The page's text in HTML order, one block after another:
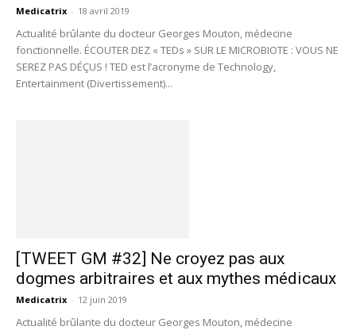
Medicatrix - 18 avril 2019
Actualité brûlante du docteur Georges Mouton, médecine
fonctionnelle. ÉCOUTER DEZ « TEDs » SUR LE MICROBIOTE : VOUS NE
SEREZ PAS DÉÇUS ! TED est l’acronyme de Technology,
Entertainment (Divertissement)...
[TWEET GM #32] Ne croyez pas aux
dogmes arbitraires et aux mythes médicaux
Medicatrix - 12 juin 2019
Actualité brûlante du docteur Georges Mouton, médecine